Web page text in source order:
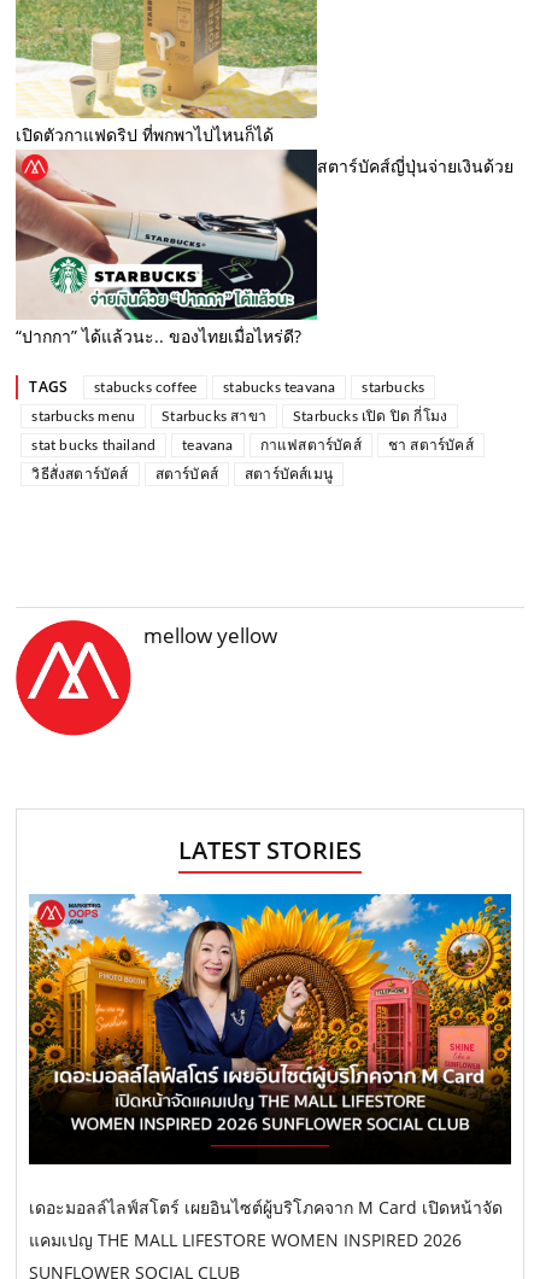
เปิดตัวกาแฟดริป ที่พกพาไปไหนก็ได้
สตาร์บัคส์ญี่ปุ่นจ่ายเงินด้วย
“ปากกา” ได้แล้วนะ.. ของไทยเมื่อไหร่ดี?
TAGS stabucks coffee stabucks teavana
starbucks
starbucks menu
Starbucks สาขา
Starbucks เปิด ปิด กี่โมง
stat bucks thailand
teavana กาแฟสตาร์บัคส์
ชา สตาร์บัคส์
วิธีสั่งสตาร์บัคส์
สตาร์บัคส์ สตาร์บัคส์เมนู
mellow yellow
LATEST STORIES
เดอะมอลล์ไลฟ์สโตร์ เผยอินไซต์ผู้บริโภคจาก M Card เปิดหน้าจัด
แคมเปญ THE MALL LIFESTORE WOMEN INSPIRED 2026
SUNFLOWER SOCIAL CLUB